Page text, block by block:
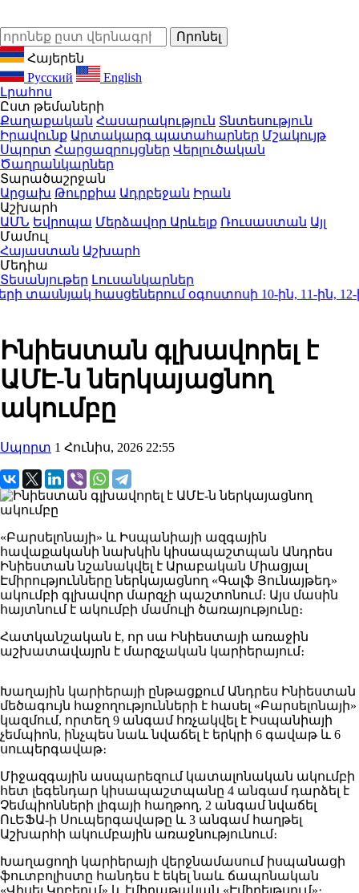
Հայերեն
Русский
English
Լրահոս
Ըստ թեմաների
Քաղաքական Հասարակություն Տնտեսություն
Իրավունք Արտակարգ պատահարներ Մշակույթ
Սպորտ Հարցազրույցներ Վերլուծական
Ծաղրանկարներ
Տարածաշրջան
Արցախ Թուրքիա Ադրբեջան Իրան
Աշխարհ
ԱՄՆ Եվրոպա Մերձավոր Արևելք Ռուսաստան Այլ
Մամուլ
Հայաստան Աշխարհ
Մեդիա
Տեսանյութեր Լուսանկարներ
հասցեներում օգոստոսի 10-ին, 11-ին, 12-ին և
Ինիեստան գլխավորել է
ԱՄԷ-ն ներկայացնող
ակումբը
Սպորտ 1 Հունիս, 2026 22:55
«Բարսելոնայի» և Իսպանիայի ազգային
հավաքականի նախկին կիսապաշտպան Անդրես
Ինիեստան նշանակվել է Արաբական Միացյալ
Էմիրությունները ներկայացնող «Գալֆ Յունայթեդ»
ակումբի գլխավոր մարզչի պաշտոնում։ Այս մասին
հայտնում է ակումբի մամուլի ծառայությունը։
Հատկանշական է, որ սա Ինիեստայի առաջին
աշխատավայրն է մարզչական կարիերայում։
Խաղային կարիերայի ընթացքում Անդրես Ինիեստան
մեծագույն հաջողությունների է հասել «Բարսելոնայի»
կազմում, որտեղ 9 անգամ հռչակվել է Իսպանիայի
չեմպիոն, ինչպես նաև նվաճել է երկրի 6 գավաթ և 6
սուպերգավաթ։
Միջազգային ասպարեզում կատալոնական ակումբի
հետ լեգենդար կիսապաշտպանը 4 անգամ դարձել է
Չեմպիոնների լիգայի հաղթող, 2 անգամ նվաճել
ՈւԵՖԱ-ի Սուպերգավաթը և 3 անգամ հաղթել
Աշխարհի ակումբային առաջնությունում։
Խաղացողի կարիերայի վերջնամասում իսպանացի
ֆուտբոլիստը հանդես է եկել նաև ճապոնական
«Վիսել Կոբեում» և էմիրաթական «Էմիրեյթսում»։